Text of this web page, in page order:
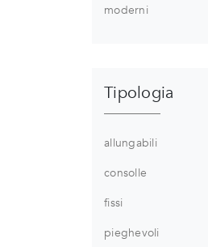
moderni
Tipologia
allungabili
consolle
fissi
pieghevoli